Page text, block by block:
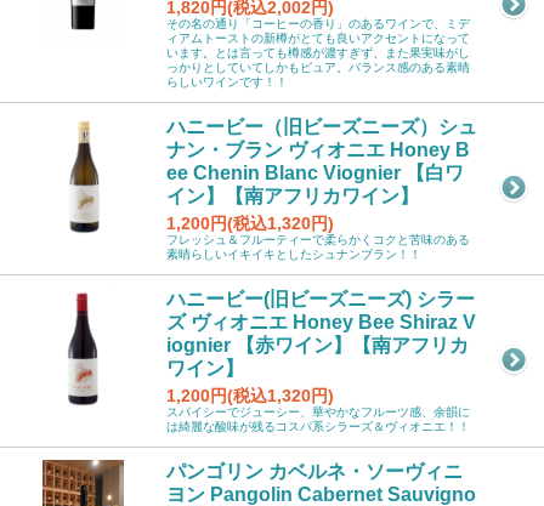
1,820円(税込2,002円)
その名の通り「コーヒーの香り」のあるワインで、ミデ
ィアムトーストの新樽がとても良いアクセントになって
います。とは言っても樽感が濃すぎず、また果実味がし
っかりとしていてしかもピュア。バランス感のある素晴
らしいワインです！！
ハニービー（旧ビーズニーズ）シュ
ナン・ブラン ヴィオニエ Honey B
ee Chenin Blanc Viognier 【白ワ
イン】【南アフリカワイン】
1,200円(税込1,320円)
フレッシュ＆フルーティーで柔らかくコクと苦味のある
素晴らしいイキイキとしたシュナンブラン！！
ハニービー(旧ビーズニーズ) シラー
ズ ヴィオニエ Honey Bee Shiraz V
iognier 【赤ワイン】【南アフリカ
ワイン】
1,200円(税込1,320円)
スパイシーでジューシー、華やかなフルーツ感、余韻に
は綺麗な酸味が残るコスパ系シラーズ＆ヴィオニエ！！
パンゴリン カベルネ・ソーヴィニ
ヨン Pangolin Cabernet Sauvigno